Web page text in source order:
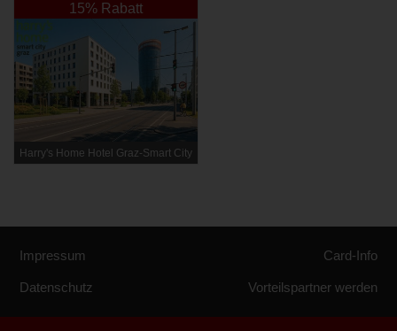
15% Rabatt
Harry's Home Hotel Graz-Smart City
Impressum
Datenschutz
Card-Info
Vorteilspartner werden